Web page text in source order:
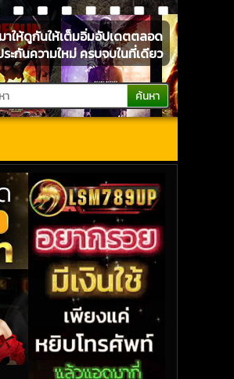
าให้ดูกันให้เต็มอิ่มอัปเดตตลอด
ะกันความใหม่ ครบจบในที่เดียว
ค้นหา